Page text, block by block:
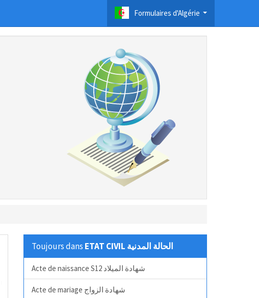
Formulaires d'Algérie
Toujours dans ETAT CIVIL الحالة المدنية
Acte de naissance S12 شهادة الميلاد
Acte de mariage شهادة الزواج